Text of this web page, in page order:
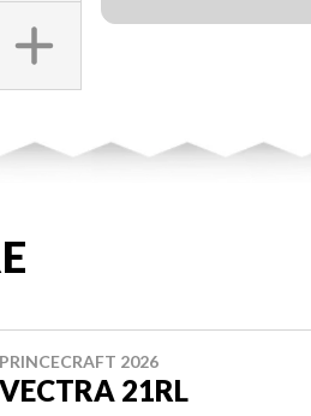
PRINCECRAFT 2026
VECTRA 21RL